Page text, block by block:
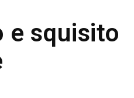
e squisito